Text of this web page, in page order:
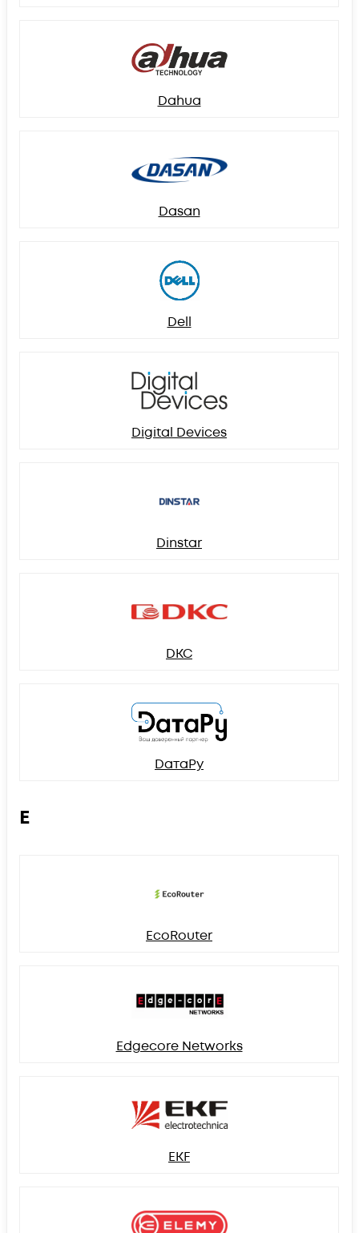
Dahua
Dasan
Dell
Digital Devices
Dinstar
DKC
DатаРу
E
EcoRouter
Edgecore Networks
EKF